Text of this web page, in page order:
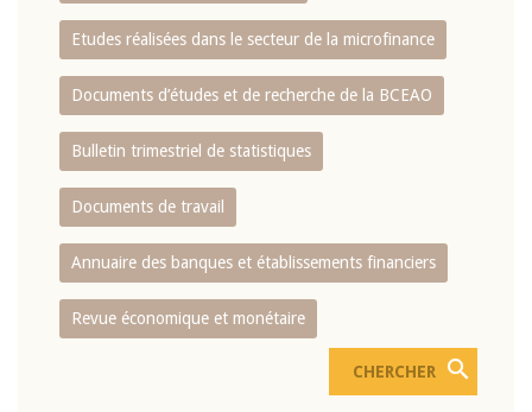
Etudes réalisées dans le secteur de la microfinance
Documents d’études et de recherche de la BCEAO
Bulletin trimestriel de statistiques
Documents de travail
Annuaire des banques et établissements financiers
Revue économique et monétaire